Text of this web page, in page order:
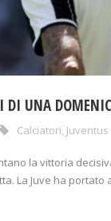
UNA
Calciatori, Juventus
la vittoria
La Juve ha portato